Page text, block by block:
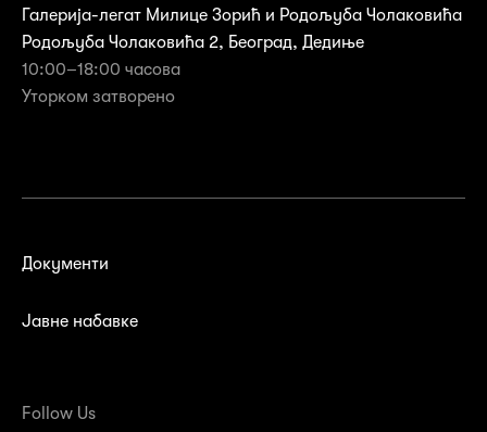
Галерија-легат Милице Зорић и Родољуба Чолаковића
Родољуба Чолаковића 2, Београд, Дедиње
10:00–18:00 часова
Уторком затворенo
Документи
Јавне набавке
Follow Us